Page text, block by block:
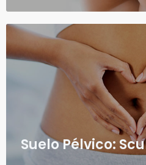
Suelo Pélvico: